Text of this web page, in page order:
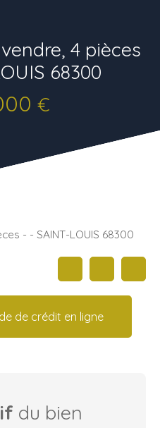
4 pièces
68300
€
- - SAINT-LOUIS 68300
de crédit en ligne
du bien